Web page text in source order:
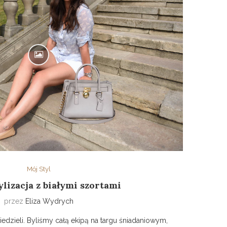
Mój Styl
z białymi szortami
przez Eliza Wydrych
Byliśmy całą ekipą na targu śniadaniowym,